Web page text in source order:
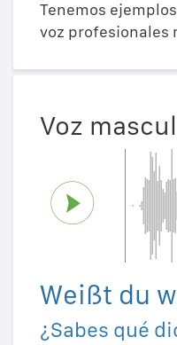
Tenemos
voz profesionales
Voz
Weißt du
¿Sabes qué